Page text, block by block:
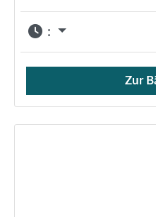
:
Verkauf von Brötchen,
Zur